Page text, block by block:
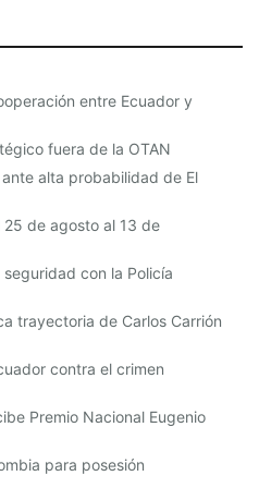
Pensé que la casa
a la AFP Yurreipem
en la ciudad india de
algunos edificios se vieron
de víctimas en India,
en Guwahati, la
de la región rica en
los habitantes estaban
que el sismo los
hasta en Calcuta, a unos
en el Estado indio de
los edificios también
fueron vistas saliendo
dijo un habitante, Rabin
entre Ecuador y
fuera de la OTAN
alta probabilidad de El
de agosto al 13 de
con la Policía
trayectoria de Carlos Carrión
contra el crimen
Premio Nacional Eugenio
para posesión